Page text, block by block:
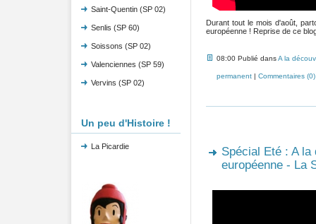
Saint-Quentin (SP 02)
Senlis (SP 60)
Soissons (SP 02)
Valenciennes (SP 59)
Vervins (SP 02)
Un peu d'Histoire !
La Picardie
Durant tout le mois d'août,
européenne ! Reprise de ce
08:00 Publié dansA la
permanent| Commentaires (0)
Spécial Eté : A la
européenne - La